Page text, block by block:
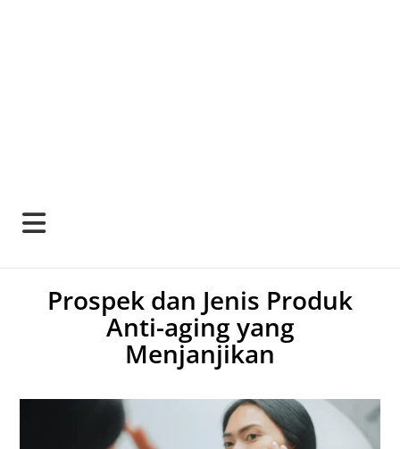
Prospek dan Jenis Produk
Anti-aging yang
Menjanjikan